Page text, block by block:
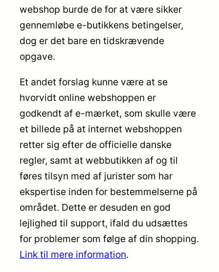
webshop burde de for at være sikker
gennemløbe e-butikkens betingelser,
dog er det bare en tidskrævende
opgave.
Et andet forslag kunne være at se
hvorvidt online webshoppen er
godkendt af e-mærket, som skulle være
et billede på at internet webshoppen
retter sig efter de officielle danske
regler, samt at webbutikken af og til
føres tilsyn med af jurister som har
ekspertise inden for bestemmelserne på
området. Dette er desuden en god
lejlighed til support, ifald du udsættes
for problemer som følge af din shopping.
Link til mere information.